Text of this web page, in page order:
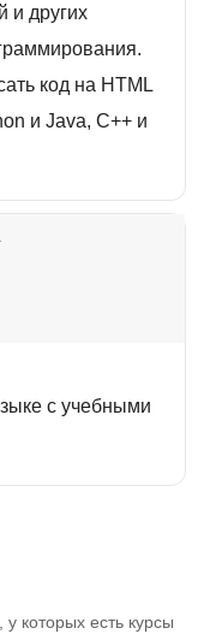
и других
код на HTML
и Java, C++ и
с учебными
которых есть курсы